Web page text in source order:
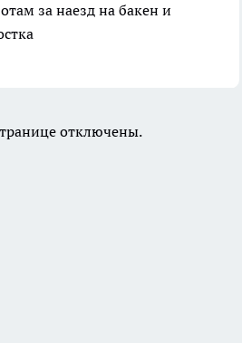
за наезд на бакен и
отключены.